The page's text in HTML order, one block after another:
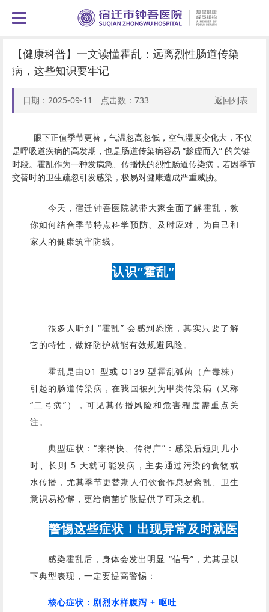
【健康科普】一文读懂霍乱：远离烈性肠道传染
病，这些知识要牢记​
日期：2025-09-11 点击数： 733 返回列表
眼下正值季节更替，气温忽高忽低，空气湿度变化大，不仅
是呼吸道疾病的高发期，也是肠道传染病容易 “趁虚而入” 的关键
时段。霍乱作为一种发病急、传播快的烈性肠道传染病，若因季节
交替时的卫生疏忽引发感染，极易对健康造成严重威胁。
今天，宿迁钟吾医院就带大家全面了解霍乱，教
你如何结合季节特点科学预防、及时应对，为自己和
家人的健康筑牢防线。
认识“霍乱”
很多人听到 “霍乱” 会感到恐慌，其实只要了解
它的特性，做好防护就能有效规避风险。
霍乱是由O1 型或 O139 型霍乱弧菌（产毒株）
引起的肠道传染病，在我国被列为甲类传染病（又称
“二号病”），可见其传播风险和危害程度需重点关
注。
典型症状：“来得快、传得广”：感染后短则几小
时、长则 5 天就可能发病，主要通过污染的食物或
水传播，尤其季节更替期人们饮食作息易紊乱、卫生
意识易松懈，更给病菌扩散提供了可乘之机。
警惕这些症状！出现异常及时就医
感染霍乱后，身体会发出明显 “信号”，尤其是以
下典型表现，一定要提高警惕：
核心症状：剧烈水样腹泻 + 呕吐